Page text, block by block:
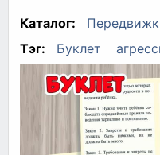
Каталог:
Тэг:
Буклет